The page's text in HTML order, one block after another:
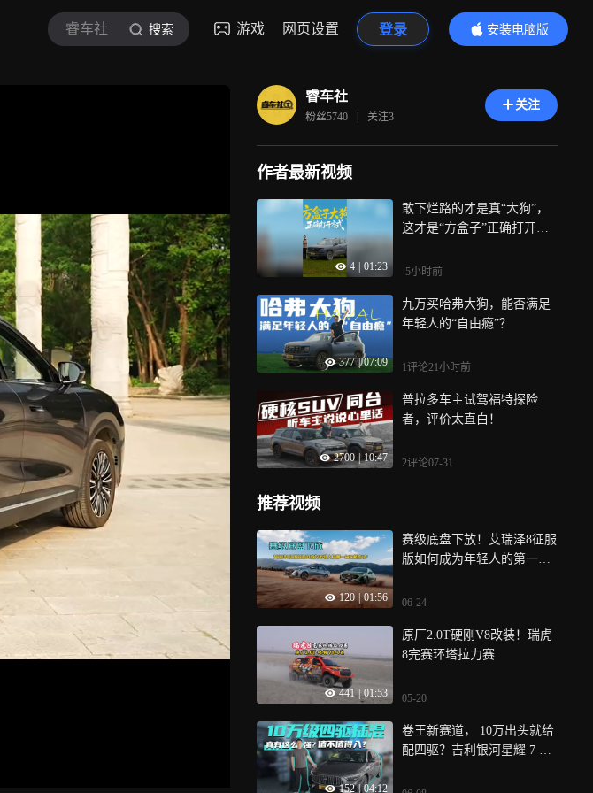
睿车社 搜索 游戏 网页设置 登录
安装电脑版
内容更精彩
睿车社
粉丝5740 | 关注3
关注
作者最新视频
4 01:23
敢下烂路的才是真“大狗”，
这才是“方盒子”正确打开方
-5小时前
377 | 07:09
九万买哈弗大狗，能否满足
年轻人的“自由瘾”？
1评论21小时前
2700 10:47
普拉多车主试驾福特探险
者，评价太直白！
2评论07-31
推荐视频
120 | 01:56
赛级底盘下放！艾瑞泽8征服
版如何成为年轻人的第一台
06-24
441 01:53
原厂2.0T硬刚V8改装！瑞虎
8完赛环塔拉力赛
05-20
152 | 04:12
卷王新赛道， 10万出头就给
配四驱？吉利银河星耀 7 到